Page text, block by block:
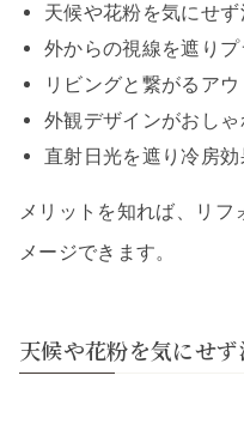
天候や花粉を気にせ
外からの視線を遮り
リビングと繋がるア
外観デザインがおし
直射日光を遮り冷房
メリットを知れば、リフ
メージできます。
天候や花粉を気にせ